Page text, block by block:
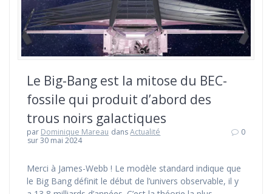
Le Big-Bang est la mitose du BEC-
fossile qui produit d’abord des
trous noirs galactiques
par Dominique Mareau dansActualité
sur 30 mai 2024
0
Merci à James-Webb ! Le modèle standard indique que
le Big Bang définit le début de l’univers observable, il y